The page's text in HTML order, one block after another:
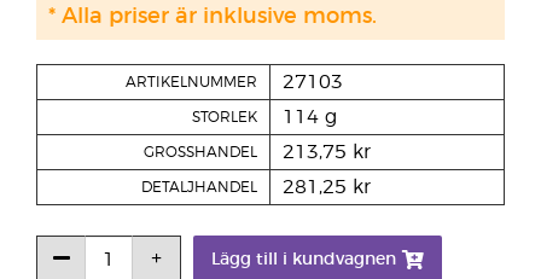
ARTIKELNUMMER 27103
STORLEK 114 g
GROSSHANDEL 213,75 kr
DETALJHANDEL 281,25 kr
Lägg till i kundvagnen
* Alla priser är inklusive moms.